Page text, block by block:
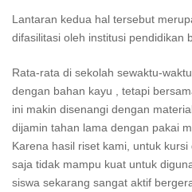
Lantaran kedua hal tersebut
difasilitasi oleh institusi pendidikan
Rata-rata di sekolah sewaktu-
dengan bahan kayu , tetapi
ini makin disenangi dengan
dijamin tahan lama dengan pakai
Karena hasil riset kami, untuk
saja tidak mampu kuat untuk
siswa sekarang sangat aktif